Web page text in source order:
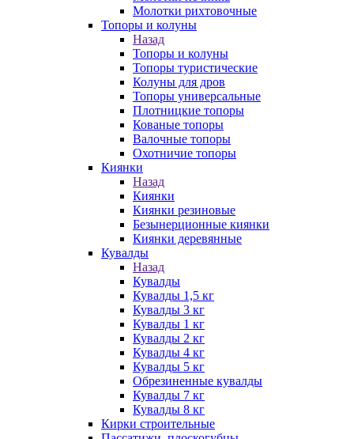
Молотки рихтовочные
Топоры и колуны
Назад
Топоры и колуны
Топоры туристические
Колуны для дров
Топоры универсальные
Плотницкие топоры
Кованые топоры
Валочные топоры
Охотничие топоры
Киянки
Назад
Киянки
Киянки резиновые
Безынерционные киянки
Киянки деревянные
Кувалды
Назад
Кувалды
Кувалды 1,5 кг
Кувалды 3 кг
Кувалды 1 кг
Кувалды 2 кг
Кувалды 4 кг
Кувалды 5 кг
Обрезиненные кувалды
Кувалды 7 кг
Кувалды 8 кг
Кирки строительные